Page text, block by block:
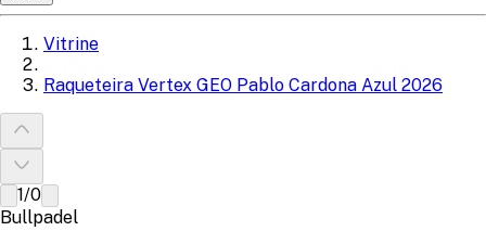
Vitrine
Raqueteira Vertex GEO Pablo Cardona Azul 2026
1/0
Bullpadel